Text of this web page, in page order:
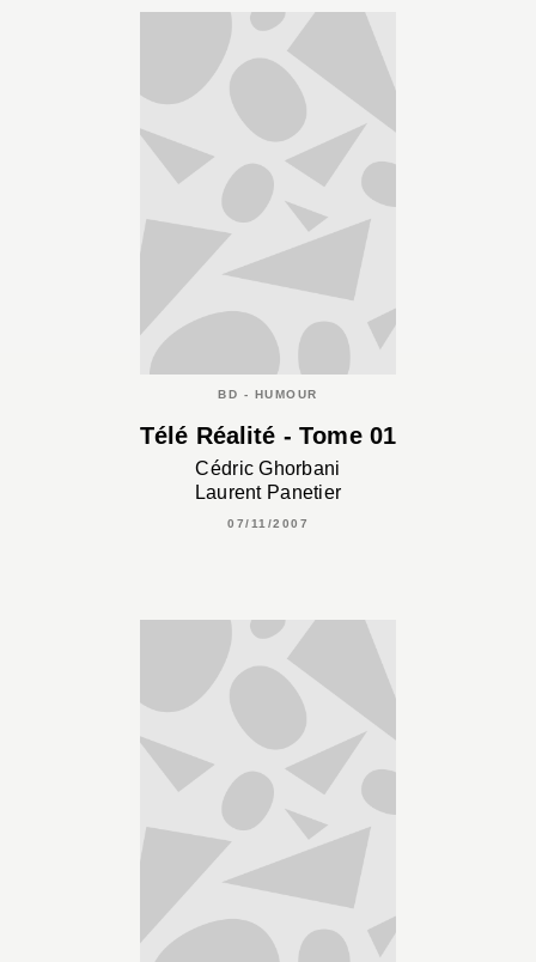
BD - HUMOUR
Télé Réalité - Tome 01
Cédric Ghorbani
Laurent Panetier
07/11/2007